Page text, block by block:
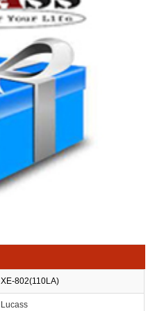
XE-802(110LA)
Lucass